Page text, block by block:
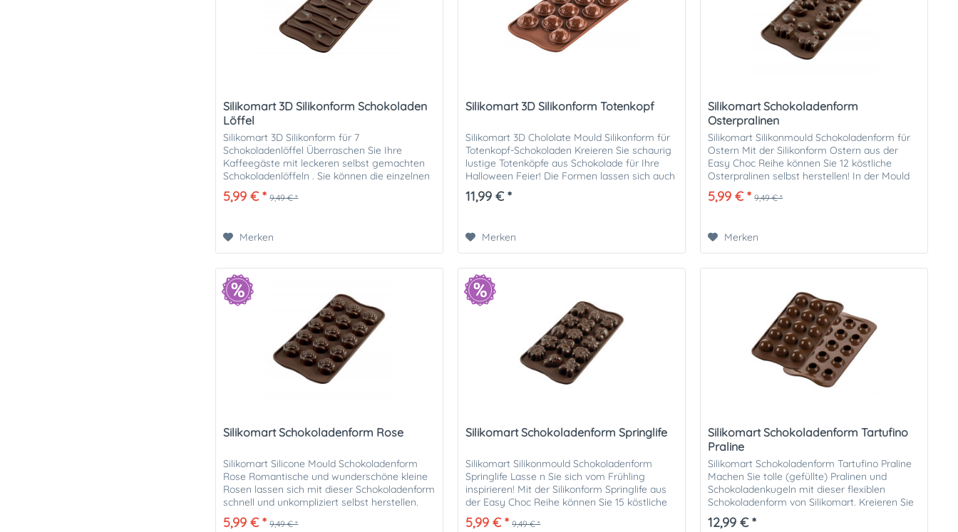
Silikomart 3D Silikonform Schokoladen
Löffel
Silikomart 3D Silikonform für 7
Schokoladenlöffel Überraschen Sie Ihre
Kaffeegäste mit leckeren selbst gemachten
Schokoladenlöffeln . Sie können die einzelnen
Löffel individuell mit verschiedenen...
5,99 € * 9,49 € *
Merken
Silikomart 3D Silikonform Totenkopf
Silikomart 3D Chololate Mould Silikonform für
Totenkopf-Schokoladen Kreieren Sie schaurig
lustige Totenköpfe aus Schokolade für Ihre
Halloween Feier! Die Formen lassen sich auch
mit Wasser, oder...
11,99 € *
Merken
Silikomart Schokoladenform
Osterpralinen
Silikomart Silikonmould Schokoladenform für
Ostern Mit der Silikonform Ostern aus der
Easy Choc Reihe können Sie 12 köstliche
Osterpralinen selbst herstellen! In der Mould
enthalten sind süße...
5,99 € * 9,49 € *
Merken
Silikomart Schokoladenform Rose
Silikomart Silicone Mould Schokoladenform
Rose Romantische und wunderschöne kleine
Rosen lassen sich mit dieser Schokoladenform
schnell und unkompliziert selbst herstellen.
Die Mould von Silikomart...
5,99 € * 9,49 € *
Silikomart Schokoladenform Springlife
Silikomart Silikonmould Schokoladenform
Springlife Lasse n Sie sich vom Frühling
inspirieren! Mit der Silikonform Springlife aus
der Easy Choc Reihe können Sie 15 köstliche
Frühlingspralinen mit 4...
5,99 € * 9,49 € *
Silikomart Schokoladenform Tartufino
Praline
Silikomart Schokoladenform Tartufino Praline
Machen Sie tolle (gefüllte) Pralinen und
Schokoladenkugeln mit dieser flexiblen
Schokoladenform von Silikomart. Kreieren Sie
tolle individuelle...
12,99 € *